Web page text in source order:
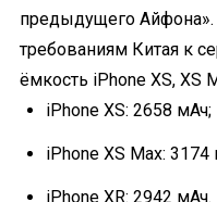
предыдущего
требованиям Китая к
ёмкость iPhone XS, XS
iPhone XS: 2658 мАч;
iPhone XS Max: 3174
iPhone XR: 2942 мАч.